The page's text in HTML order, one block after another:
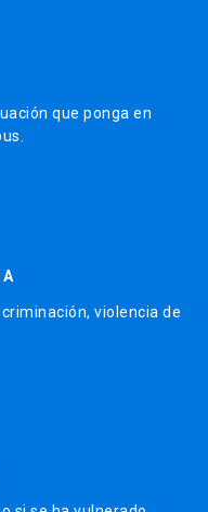
que ponga en
violencia de